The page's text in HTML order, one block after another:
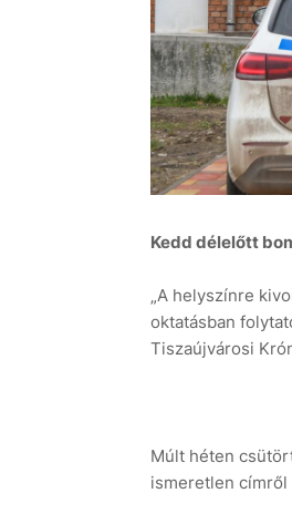
Kedd délelőtt
„A helyszínre
oktatásban
Tiszaújvárosi
Múlt héten
ismeretlen